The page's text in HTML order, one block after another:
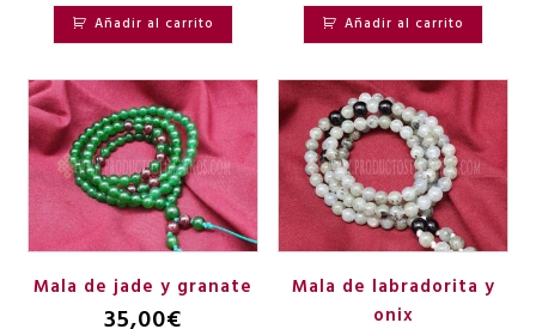
Añadir al carrito Añadir al carrito
Mala de jade y granate
35,00€
Mala de labradorita y
onix